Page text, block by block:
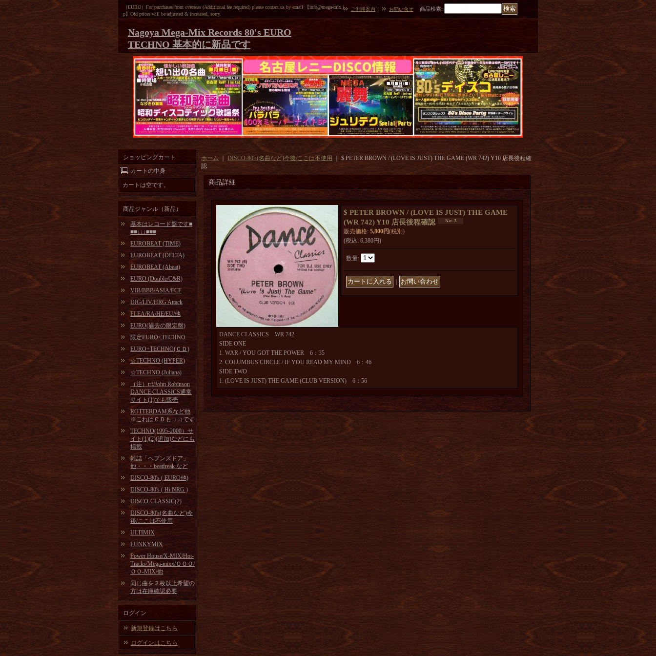
（EURO）For purchases from overseas (Additional fee required) please contact us by email 【info@mega-mix.j
p】Old prices will be adjusted & increased, sorry.
Nagoya Mega-Mix Records 80's EURO
TECHNO 基本的に新品です
ご利用案内 ｜ お問い合せ 商品検索:
ショッピングカート
カートの中身
カートは空です。
商品ジャンル（新品）
基本はレコード盤です■
■■↓↓↓■■■
EUROBEAT (TIME)
EUROBEAT (DELTA)
EUROBEAT (Abeat)
EURO (Double/C&R)
VIB/BBB/ASIA/FCF
DIG/LIV/HRG Attack
FLEA/RA/HE/EU/他
EURO(過去の限定盤)
限定EURO+TECHNO
EURO+TECHNO(ＣＤ)
☆TECHNO (HYPER)
☆TECHNO (Juliana)
（注）trf/John Robinson
DANCE CLASSICS通常
サイト(1)でも販売
ROTTERDAM系など他
※これはＣＤもココです
TECHNO(1995-2000）サ
イト(1)(2)(追加)などにも
掲載
雑誌「ヘブンズドア」
他・・・beatfreak など
DISCO-80's ( EURO他)
DISCO-80's ( Hi NRG )
DISCO-CLASSIC(2)
DISCO-80's(名曲など)今
後/ここは不使用
ULTIMIX
FUNKYMIX
Power House/X-MIX/Hot-
Tracks/Mega-mixx/ＯＯＯ/
ＯＯ-MIX/他
同じ曲を２枚以上希望の
方は在庫確認必要
ログイン
新規登録はこちら
ログインはこちら
ホーム DISCO-80's(名曲など)今後/ここは不使用
$ PETER BROWN / (LOVE IS JUST) THE GAME (WR 742) Y10 店長後程確
認
商品詳細
$ PETER BROWN / (LOVE IS JUST) THE GAME
(WR 742) Y10 店長後程確認
販売価格: 5,800円(税別)
(税込: 6,380円)
数量:
DANCE CLASSICS WR 742
SIDE ONE
1. WAR / YOU GOT THE POWER 6：35
2. COLUMBUS CIRCLE / IF YOU READ MY MIND 6：46
SIDE TWO
1. (LOVE IS JUST) THE GAME (CLUB VERSION) 6：56